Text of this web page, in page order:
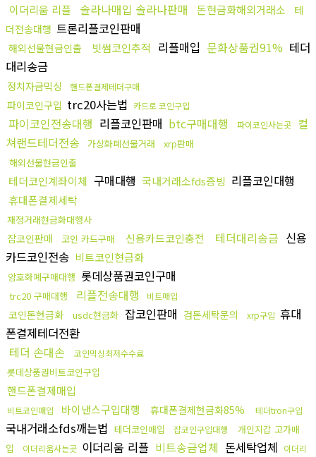
이더리움 리플 솔라나매입 솔라나판매 돈현금화해외거래소
테
더전송대행 트론리플코인판매
해외선물현금인출 빗썸코인추적 리플매입 문화상품권91% 테더
대리송금
정치자금믹싱 핸드폰결제테더구매
파이코인구입 trc20사는법 카드로 코인구입
파이코인전송대행 리플코인판매 btc구매대행 파이코인사는곳 컬
쳐랜드테더전송
가상화폐선물거래
xrp판매
해외선물현금인출
테더코인계좌이체 구매대행 국내거래소fds증빙 리플코인대행
휴대폰결제세탁
재정거래현금화대행사
잡코인판매 코인 카드구매 신용카드코인충전 테더대리송금 신용
카드코인전송 비트코인현금화
암호화폐구매대행 롯데상품권코인구매
trc20 구매대행 리플전송대행 비트매입
코인돈현금화 usdc현금화 잡코인판매 검돈세탁문의 xrp구입 휴대
폰결제테더전환
테더 손대손
코인믹싱최저수수료
롯데상품권비트코인구입
핸드폰결제매입
비트코인매입 바이낸스구입대행 휴대폰결제현금화85% 테더tron구입
국내거래소fds깨는법 테더코인매입 잡코인구입대행
개인지갑 고가매
입
이더리움사는곳 이더리움 리플 비트송금업체 돈세탁업체 이더리